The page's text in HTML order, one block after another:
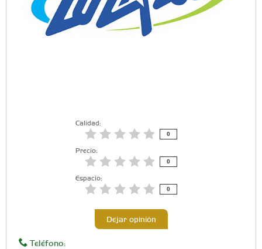
Calidad:
0
Precio:
0
Espacio:
0
Dejar opinión
Teléfono: